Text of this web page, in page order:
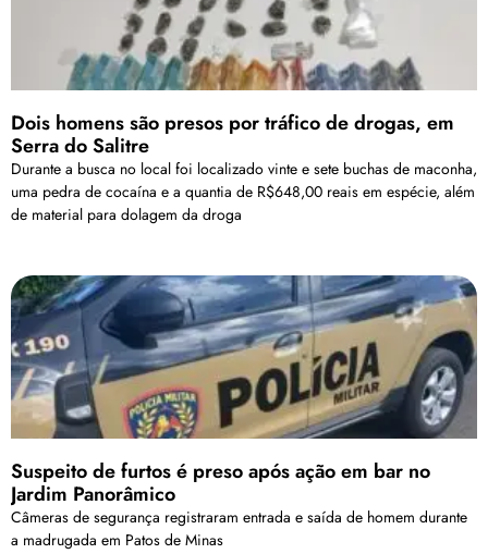
Dois homens são presos por tráfico de drogas, em
Serra do Salitre
Durante a busca no local foi localizado vinte e sete buchas de maconha,
uma pedra de cocaína e a quantia de R$648,00 reais em espécie, além
de material para dolagem da droga
Suspeito de furtos é preso após ação em bar no
Jardim Panorâmico
Câmeras de segurança registraram entrada e saída de homem durante
a madrugada em Patos de Minas